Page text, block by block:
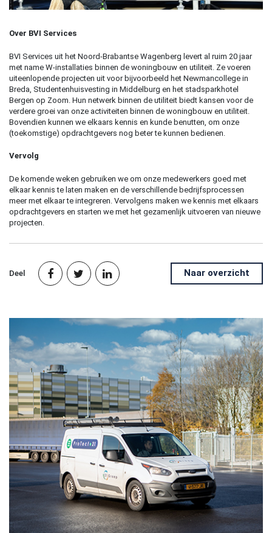
Over BVI Services
BVI Services uit het Noord-Brabantse Wagenberg levert al ruim 20 jaar
met name W-installaties binnen de woningbouw en utiliteit. Ze voeren
uiteenlopende projecten uit voor bijvoorbeeld het Newmancollege in
Breda, Studentenhuisvesting in Middelburg en het stadsparkhotel
Bergen op Zoom. Hun netwerk binnen de utiliteit biedt kansen voor de
verdere groei van onze activiteiten binnen de woningbouw en utiliteit.
Bovendien kunnen we elkaars kennis en kunde benutten, om onze
(toekomstige) opdrachtgevers nog beter te kunnen bedienen.
Vervolg
De komende weken gebruiken we om onze medewerkers goed met
elkaar kennis te laten maken en de verschillende bedrijfsprocessen
meer met elkaar te integreren. Vervolgens maken we kennis met elkaars
opdrachtgevers en starten we met het gezamenlijk uitvoeren van nieuwe
projecten.
Deel    Naar overzicht